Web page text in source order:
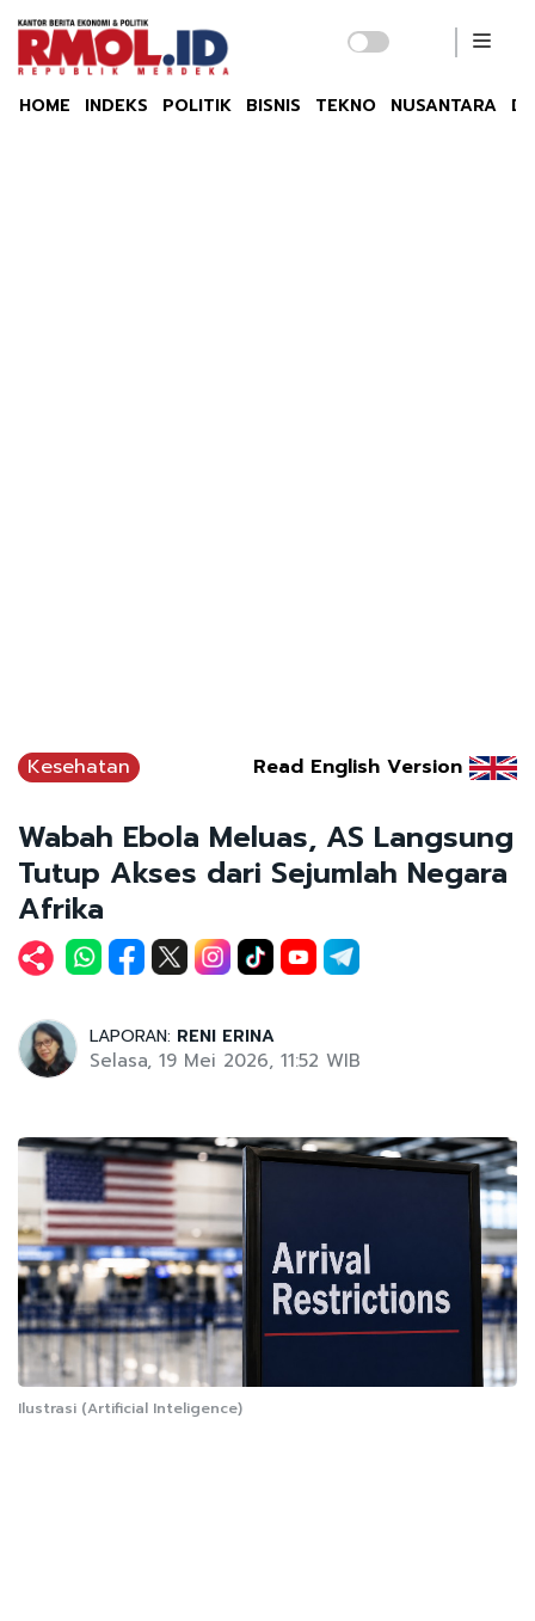
HOME INDEKS POLITIK BISNIS TEKNO NUSANTARA
Kesehatan Read English Version
Wabah Ebola Meluas, AS Langsung
Tutup Akses dari Sejumlah Negara
Afrika
LAPORAN: RENI ERINA
Selasa, 19 Mei 2026, 11:52 WIB
Ilustrasi (Artificial Inteligence)